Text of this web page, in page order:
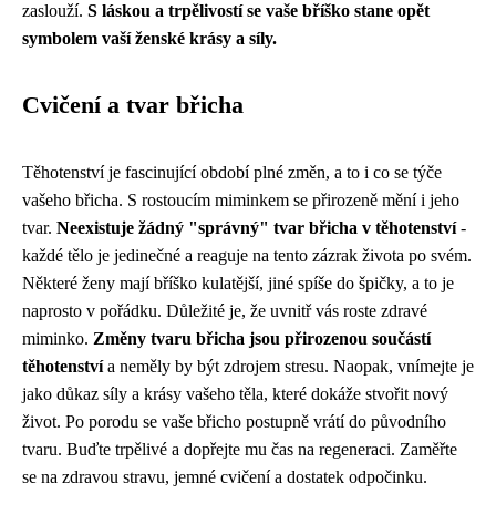
zaslouží. S láskou a trpělivostí se vaše bříško stane opět
symbolem vaší ženské krásy a síly.
Cvičení a tvar břicha
Těhotenství je fascinující období plné změn, a to i co se týče
vašeho břicha. S rostoucím miminkem se přirozeně mění i jeho
tvar. Neexistuje žádný "správný" tvar břicha v těhotenství-
každé tělo je jedinečné a reaguje na tento zázrak života po svém.
Některé ženy mají bříško kulatější, jiné spíše do špičky, a to je
naprosto v pořádku. Důležité je, že uvnitř vás roste zdravé
miminko. Změny tvaru břicha jsou přirozenou součástí
těhotenstvía neměly by být zdrojem stresu. Naopak, vnímejte je
jako důkaz síly a krásy vašeho těla, které dokáže stvořit nový
život. Po porodu se vaše břicho postupně vrátí do původního
tvaru. Buďte trpělivé a dopřejte mu čas na regeneraci. Zaměřte
se na zdravou stravu, jemné cvičení a dostatek odpočinku.